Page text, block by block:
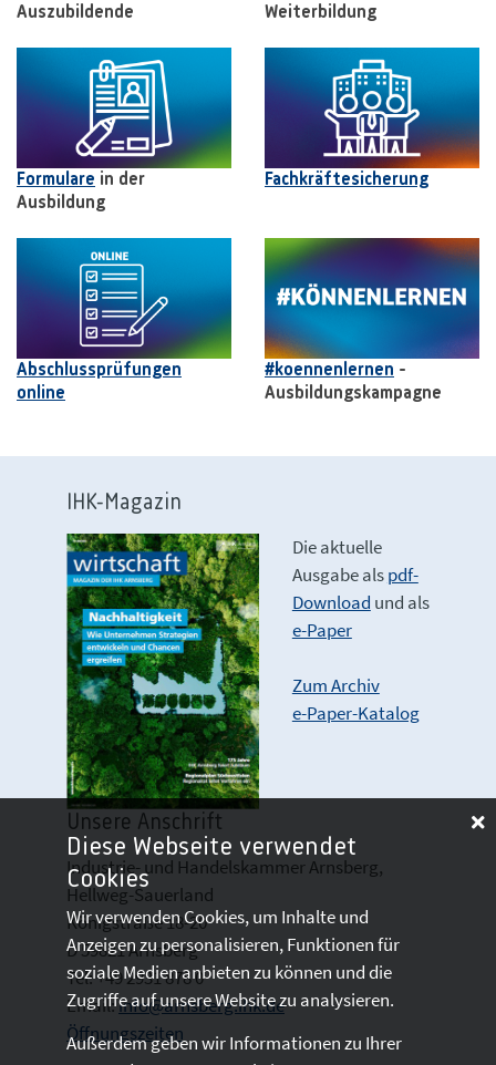
Auszubildende
Weiterbildung
Formulare in der
Ausbildung
Fachkräftesicherung
Abschlussprüfungen
online
#koennenlernen -
Ausbildungskampagne
IHK-Magazin
Die aktuelle
Ausgabe alspdf-
Download und als
e-Paper
Zum Archiv
e-Paper-Katalog
Unsere Anschrift
Industrie- und Handelskammer Arnsberg,
Hellweg-Sauerland
Königstraße 18-20
D 59821 Arnsberg
Tel: +49 2931 878 0
Email:info@arnsberg.ihk.de
Öffnungszeiten
Diese Webseite verwendet
Cookies
Wir verwenden Cookies, um Inhalte und
Anzeigen zu personalisieren, Funktionen für
soziale Medien anbieten zu können und die
Zugriffe auf unsere Website zu analysieren.
Außerdem geben wir Informationen zu Ihrer